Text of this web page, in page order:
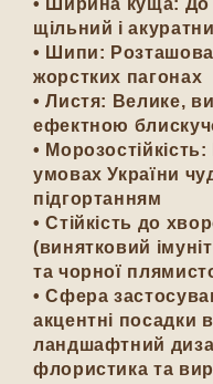
• Ширина куща: До
щільний і
• Шипи:
жорстких пагонах
•Листя: Велике,
ефектною
• Морозостійкість:
умовах України
підгортанням
•Стійкість до
(винятковий
та чорної
•Сфера
акцентні посадки
ландшафтний
флористика та